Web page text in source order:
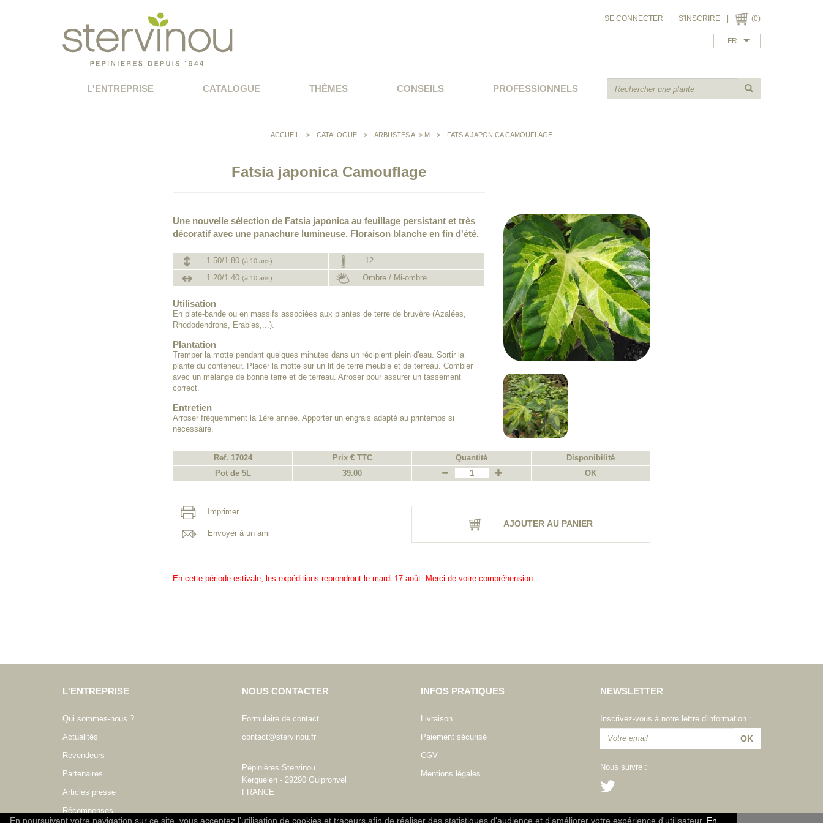
En poursuivant votre navigation sur ce site, vous acceptez l'utilisation de cookies et traceurs afin de réaliser des statistiques d'audience et d'améliorer votre expérience d'utilisateur. En
SE CONNECTER S'INSCRIRE (0)
FR
L'ENTREPRISE CATALOGUE THÈMES CONSEILS PROFESSIONNELS
ACCUEIL > CATALOGUE > ARBUSTES A -> M > FATSIA JAPONICA CAMOUFLAGE
Fatsia japonica Camouflage
Une nouvelle sélection de Fatsia japonica au feuillage persistant et très
décoratif avec une panachure lumineuse. Floraison blanche en fin d'été.
1.50/1.80 (à 10 ans)
-12
1.20/1.40 (à 10 ans) Ombre / Mi-ombre
Utilisation
En plate-bande ou en massifs associées aux plantes de terre de bruyère (Azalées,
Rhododendrons, Erables,...).
Plantation
Tremper la motte pendant quelques minutes dans un récipient plein d'eau. Sortir la
plante du conteneur. Placer la motte sur un lit de terre meuble et de terreau. Combler
avec un mélange de bonne terre et de terreau. Arroser pour assurer un tassement
correct.
Entretien
Arroser fréquemment la 1ère année. Apporter un engrais adapté au printemps si
nécessaire.
Ref. 17024 Prix € TTC Quantité
Disponibilité
Pot de 5L
39.00 OK
Imprimer
Envoyer à un ami
AJOUTER AU PANIER
En cette période estivale, les expéditions reprondront le mardi 17 août. Merci de votre compréhension
L'ENTREPRISE
Qui sommes-nous ?
Actualités
Revendeurs
Partenaires
Articles presse
Récompenses
NOUS CONTACTER
Formulaire de contact
contact@stervinou.fr
Pépinières Stervinou
Kerguelen - 29290 Guipronvel
FRANCE
INFOS PRATIQUES
Livraison
Paiement sécurisé
CGV
Mentions légales
NEWSLETTER
Inscrivez-vous à notre lettre d'information :
Nous suivre :